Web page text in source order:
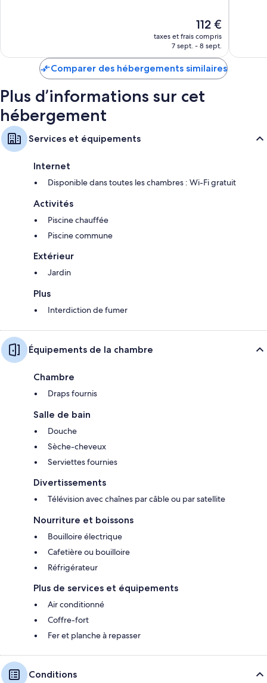
Le
nouveau
prix
de
112 €
taxes et frais compris
7 sept. - 8 sept.
Comparer des hébergements similaires
Plus d’informations sur cet
hébergement
Services et équipements
Internet
Disponible dans toutes les chambres : Wi-Fi gratuit
Activités
Piscine chauffée
Piscine commune
Extérieur
Jardin
Plus
Interdiction de fumer
Équipements de la chambre
Chambre
Draps fournis
Salle de bain
Douche
Sèche-cheveux
Serviettes fournies
Divertissements
Télévision avec chaînes par câble ou par satellite
Nourriture et boissons
Bouilloire électrique
Cafetière ou bouilloire
Réfrigérateur
Plus de services et équipements
Air conditionné
Coffre-fort
Fer et planche à repasser
Conditions